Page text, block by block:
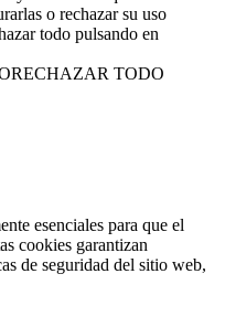
o rechazar su uso
todo pulsando en
RECHAZAR TODO
esenciales para que el
cookies garantizan
de seguridad del sitio web,